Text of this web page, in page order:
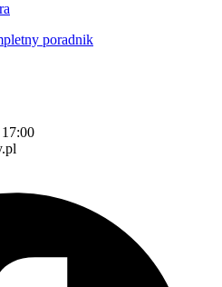
poradnik